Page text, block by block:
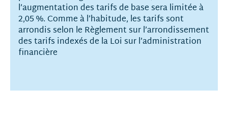
l’augmentation des tarifs de base sera limitée à
2,05 %. Comme à l’habitude, les tarifs sont
arrondis selon le Règlement sur l’arrondissement
des tarifs indexés de la Loi sur l’administration
financière